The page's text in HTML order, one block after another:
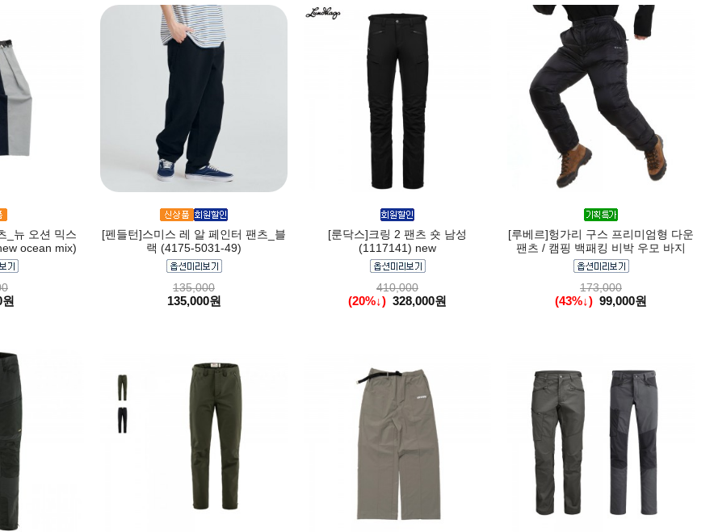
_뉴 오션 믹스
ocean mix)
[펜들턴]스미스 레 알 페인터 팬츠_블
랙 (4175-5031-49)
135,000
135,000원
[룬닥스]크링 2 팬츠 숏 남성
(1117141) new
410,000
(20%↓) 328,000원
[루베르]헝가리 구스 프리미엄형 다운
팬츠 / 캠핑 백패킹 비박 우모 바지
173,000
(43%↓) 99,000원